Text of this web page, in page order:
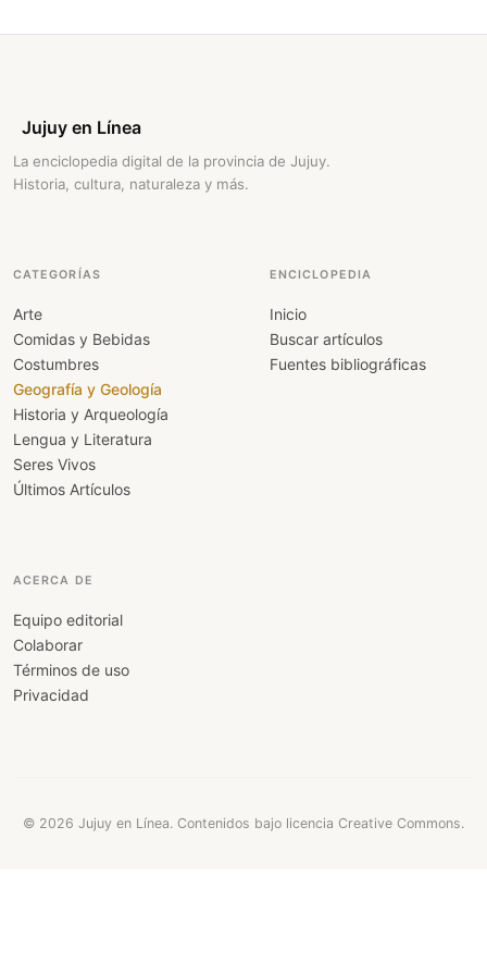
Jujuy en Línea
La enciclopedia digital de la provincia de Jujuy.
Historia, cultura, naturaleza y más.
CATEGORÍAS
Arte
Comidas y Bebidas
Costumbres
Geografía y Geología
Historia y Arqueología
Lengua y Literatura
Seres Vivos
Últimos Artículos
ENCICLOPEDIA
Inicio
Buscar artículos
Fuentes bibliográficas
ACERCA DE
Equipo editorial
Colaborar
Términos de uso
Privacidad
© 2026 Jujuy en Línea. Contenidos bajo licencia Creative Commons.